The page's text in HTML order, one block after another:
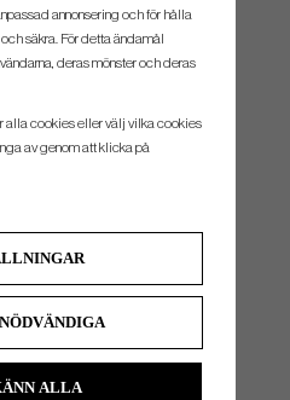
creates an extremely precise manufacturing
face perimeter geometry with every club
Lie Skaftlängd
annonsering och för hålla
säkra. För detta ändamål
deras mönster och deras
alla cookies eller välj vilka cookies
av genom att klicka på
ALLA